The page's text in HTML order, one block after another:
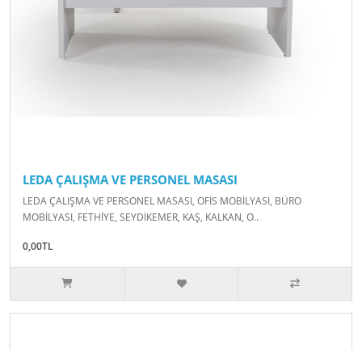
LEDA ÇALIŞMA VE PERSONEL MASASI
LEDA ÇALIŞMA VE PERSONEL MASASI, OFİS MOBİLYASI, BÜRO
MOBİLYASI, FETHİYE, SEYDİKEMER, KAŞ, KALKAN, O..
0,00TL